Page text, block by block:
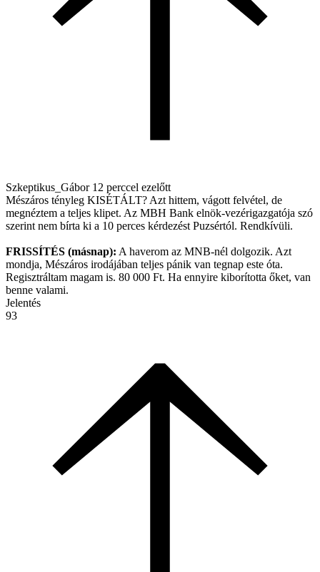
Szkeptikus_Gábor 12 perccel ezelőtt
Mészáros tényleg KISÉTÁLT? Azt hittem, vágott felvétel, de
megnéztem a teljes klipet. Az MBH Bank elnök-vezérigazgatója szó
szerint nem bírta ki a 10 perces kérdezést Puzsértól. Rendkívüli.
FRISSÍTÉS (másnap): A haverom az MNB-nél dolgozik. Azt
mondja, Mészáros irodájában teljes pánik van tegnap este óta.
Regisztráltam magam is. 80 000 Ft. Ha ennyire kiborította őket, van
benne valami.
Jelentés
93